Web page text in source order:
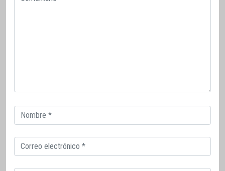
Correo
electrónico
Correo
electrónico